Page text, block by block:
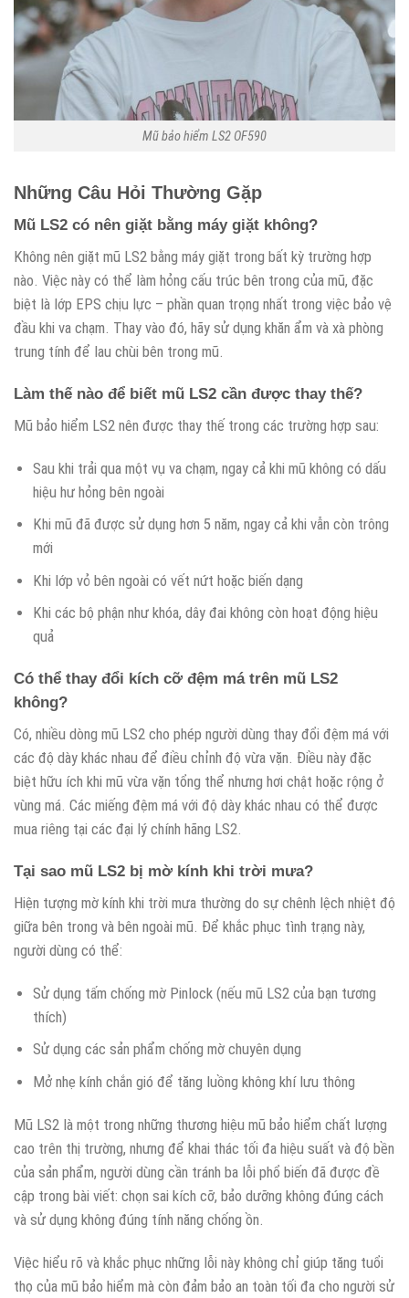
Mũ bảo hiểm LS2 OF590
Những Câu Hỏi Thường Gặp
Mũ LS2 có nên giặt bằng máy giặt không?
Không nên giặt mũ LS2 bằng máy giặt trong bất kỳ trường hợp
nào. Việc này có thể làm hỏng cấu trúc bên trong của mũ, đặc
biệt là lớp EPS chịu lực – phần quan trọng nhất trong việc bảo vệ
đầu khi va chạm. Thay vào đó, hãy sử dụng khăn ẩm và xà phòng
trung tính để lau chùi bên trong mũ.
Làm thế nào để biết mũ LS2 cần được thay thế?
Mũ bảo hiểm LS2 nên được thay thế trong các trường hợp sau:
Sau khi trải qua một vụ va chạm, ngay cả khi mũ không có dấu
hiệu hư hỏng bên ngoài
Khi mũ đã được sử dụng hơn 5 năm, ngay cả khi vẫn còn trông
mới
Khi lớp vỏ bên ngoài có vết nứt hoặc biến dạng
Khi các bộ phận như khóa, dây đai không còn hoạt động hiệu
quả
Có thể thay đổi kích cỡ đệm má trên mũ LS2
không?
Có, nhiều dòng mũ LS2 cho phép người dùng thay đổi đệm má với
các độ dày khác nhau để điều chỉnh độ vừa vặn. Điều này đặc
biệt hữu ích khi mũ vừa vặn tổng thể nhưng hơi chật hoặc rộng ở
vùng má. Các miếng đệm má với độ dày khác nhau có thể được
mua riêng tại các đại lý chính hãng LS2.
Tại sao mũ LS2 bị mờ kính khi trời mưa?
Hiện tượng mờ kính khi trời mưa thường do sự chênh lệch nhiệt độ
giữa bên trong và bên ngoài mũ. Để khắc phục tình trạng này,
người dùng có thể:
Sử dụng tấm chống mờ Pinlock (nếu mũ LS2 của bạn tương
thích)
Sử dụng các sản phẩm chống mờ chuyên dụng
Mở nhẹ kính chắn gió để tăng luồng không khí lưu thông
Mũ LS2 là một trong những thương hiệu mũ bảo hiểm chất lượng
cao trên thị trường, nhưng để khai thác tối đa hiệu suất và độ bền
của sản phẩm, người dùng cần tránh ba lỗi phổ biến đã được đề
cập trong bài viết: chọn sai kích cỡ, bảo dưỡng không đúng cách
và sử dụng không đúng tính năng chống ồn.
Việc hiểu rõ và khắc phục những lỗi này không chỉ giúp tăng tuổi
thọ của mũ bảo hiểm mà còn đảm bảo an toàn tối đa cho người sử